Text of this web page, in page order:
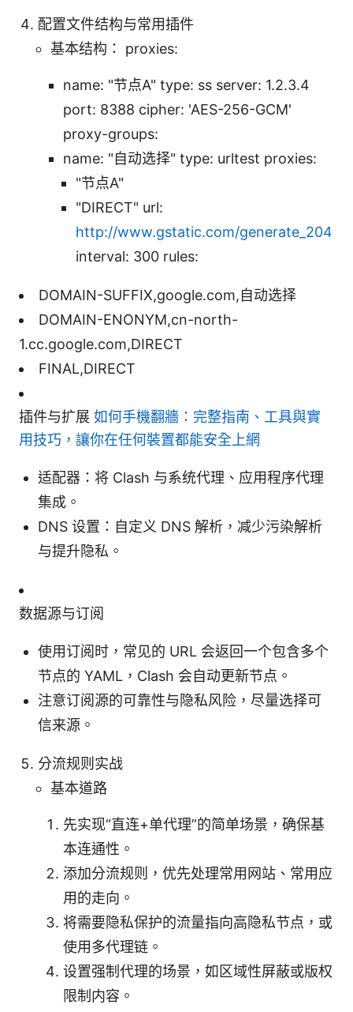
配置文件结构与常用插件
基本结构： proxies:
name: "节点A" type: ss server: 1.2.3.4
port: 8388 cipher: 'AES-256-GCM'
proxy-groups:
name: "自动选择" type: urltest proxies:
"节点A"
"DIRECT" url:
http://www.gstatic.com/generate_204
interval: 300 rules:
DOMAIN-SUFFIX,google.com,自动选择
DOMAIN-ENONYM,cn-north-
1.cc.google.com,DIRECT
FINAL,DIRECT
插件与扩展 如何手機翻牆：完整指南、工具與實
用技巧，讓你在任何裝置都能安全上網
适配器：将 Clash 与系统代理、应用程序代理
集成。
DNS 设置：自定义 DNS 解析，减少污染解析
与提升隐私。
数据源与订阅
使用订阅时，常见的 URL 会返回一个包含多个
节点的 YAML，Clash 会自动更新节点。
注意订阅源的可靠性与隐私风险，尽量选择可
信来源。
分流规则实战
基本道路
先实现“直连+单代理”的简单场景，确保基
本连通性。
添加分流规则，优先处理常用网站、常用应
用的走向。
将需要隐私保护的流量指向高隐私节点，或
使用多代理链。
设置强制代理的场景，如区域性屏蔽或版权
限制内容。